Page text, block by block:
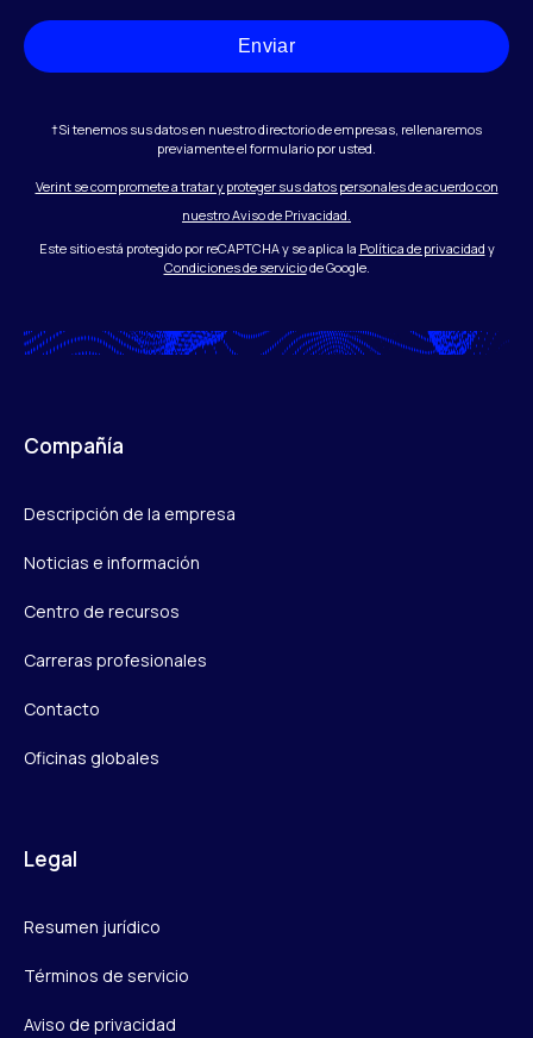
Enviar
†Si tenemos sus datos en nuestro directorio de empresas, rellenaremos
previamente el formulario por usted.
Verint se compromete a tratar y proteger sus datos personales de acuerdo con
nuestro Aviso de Privacidad.
Este sitio está protegido por reCAPTCHA y se aplica la Política de privacidad y
Condiciones de serviciode Google.
Compañía
Descripción de la empresa
Noticias e información
Centro de recursos
Carreras profesionales
Contacto
Oficinas globales
Legal
Resumen jurídico
Términos de servicio
Aviso de privacidad